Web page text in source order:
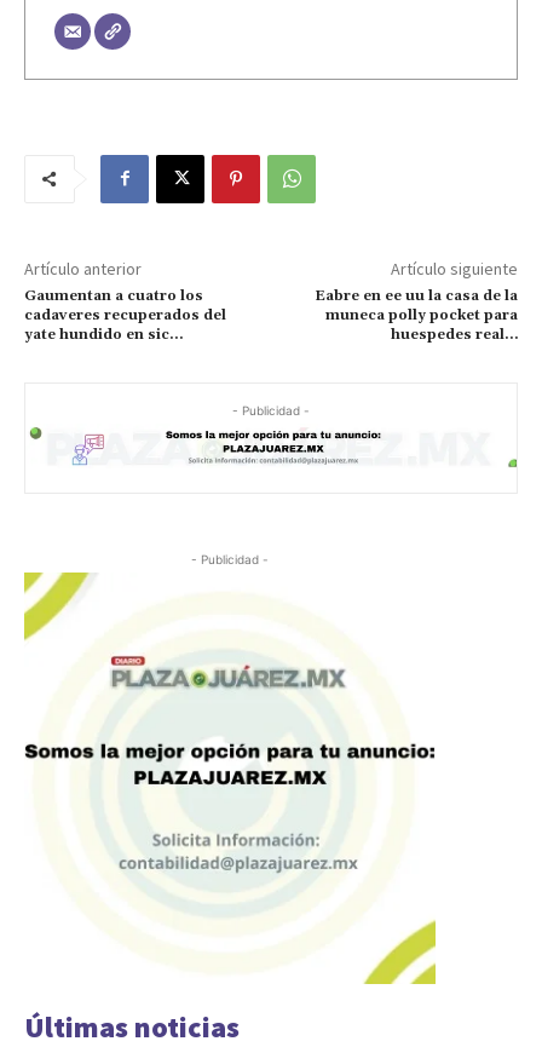
Artículo anterior
Gaumentan a cuatro los
cadaveres recuperados del
yate hundido en sic…
Artículo siguiente
Eabre en ee uu la casa de la
muneca polly pocket para
huespedes real…
- Publicidad -
- Publicidad -
Últimas noticias